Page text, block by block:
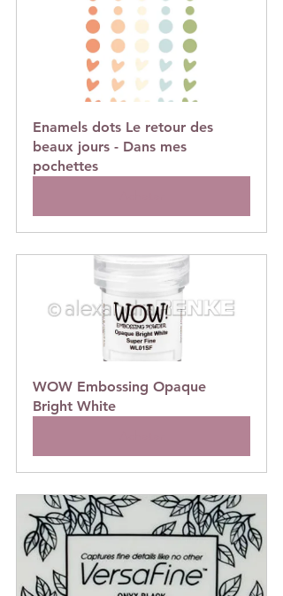
Enamels dots Le retour des
beaux jours - Dans mes
pochettes
WOW Embossing Opaque
Bright White